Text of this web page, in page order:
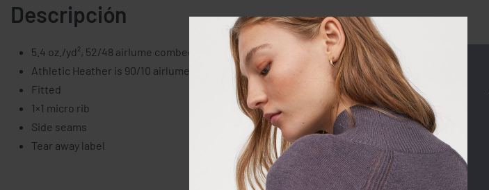
Descripción
5.4 oz./yd², 52/48 airlume combed and ring spun cotton/polyester, 32 singles
Athletic Heather is 90/10 airlume combed and ring spun cotton/polyester
Fitted
1×1 micro rib
Side seams
Tear away label